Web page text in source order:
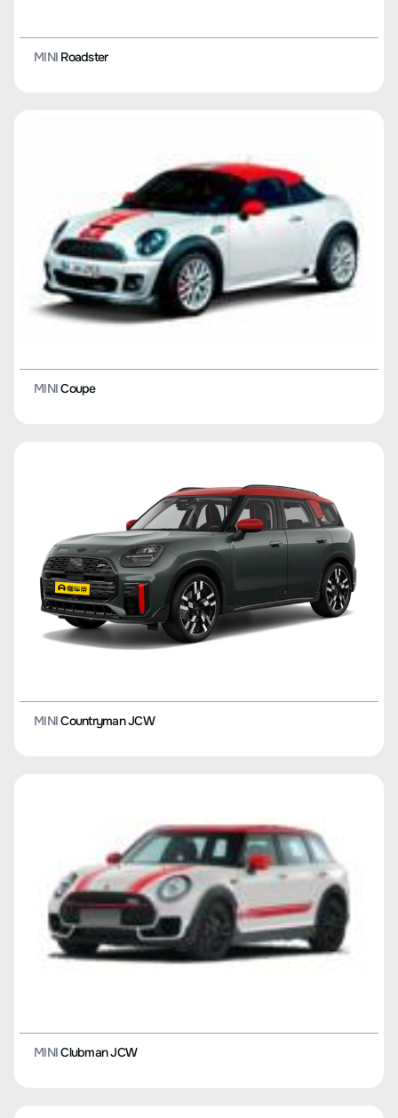
MINI Roadster
MINICoupe
MINICountryman JCW
MINIClubman JCW